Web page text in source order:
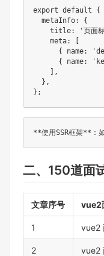
export default
{
  metaInfo
:
{
    title
: '页面
    meta
:
{
name:
{
name:
,
} ,
} ;
二、150道面
文章序号 vue2
1 vue2
2 vue2